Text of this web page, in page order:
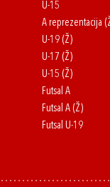
U-15
A reprezentacija
U-19 (Ž)
U-17 (Ž)
U-15 (Ž)
Futsal A
Futsal A (Ž)
Futsal U-19